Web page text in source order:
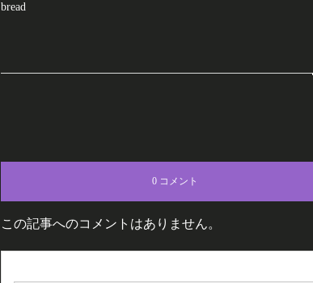
bread
0 コメント
この記事へのコメントはありません。